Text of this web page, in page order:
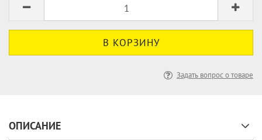
Задать вопрос о товаре
ОПИСАНИЕ